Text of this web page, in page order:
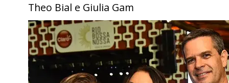
Theo Bial e Giulia Gam